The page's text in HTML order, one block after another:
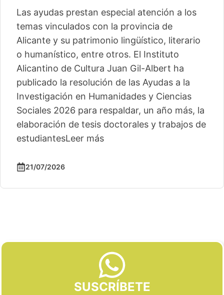
Las ayudas prestan especial atención a los
temas vinculados con la provincia de
Alicante y su patrimonio lingüístico, literario
o humanístico, entre otros. El Instituto
Alicantino de Cultura Juan Gil-Albert ha
publicado la resolución de las Ayudas a la
Investigación en Humanidades y Ciencias
Sociales 2026 para respaldar, un año más, la
elaboración de tesis doctorales y trabajos de
estudiantesLeer más
21/07/2026
SUSCRÍBETE